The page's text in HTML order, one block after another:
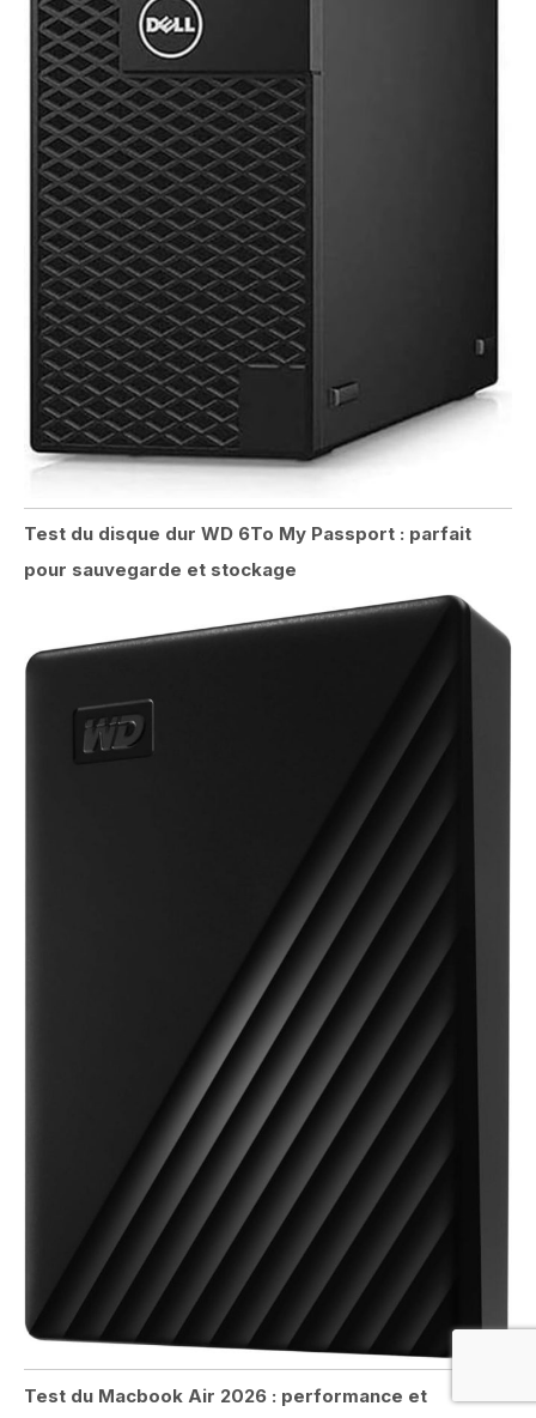
Test du disque dur WD 6To My Passport : parfait
pour sauvegarde et stockage
Test du Macbook Air 2026 : performance et